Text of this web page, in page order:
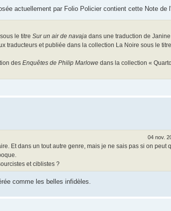
actuellement par Folio Policier contient cette Note de
le titre Sur un air de navaja dans une traduction de Janine
traducteurs et publiée dans la collection La Noire sous le titre
des Enquêtes de Philip Marlowe dans la collection «
04 nov.
Et dans un tout autre genre, mais je ne sais pas si on peut
et ciblistes ?
comme les belles infidèles.